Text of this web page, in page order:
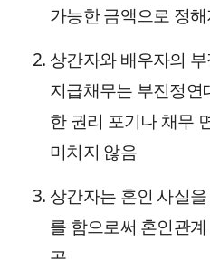
가능한 금액으로 정
상간자와 배우자의
지급채무는 부진정연
한 권리 포기나 채무
미치지 않음
상간자는 혼인 사실
를 함으로써 혼인관